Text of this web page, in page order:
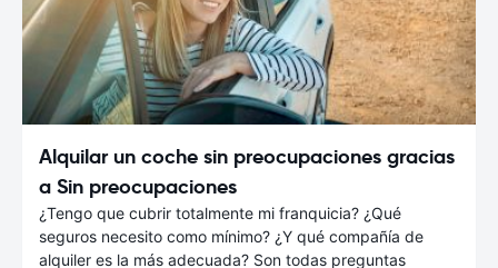
Alquilar un coche sin preocupaciones gracias
a Sin preocupaciones
¿Tengo que cubrir totalmente mi franquicia? ¿Qué
seguros necesito como mínimo? ¿Y qué compañía de
alquiler es la más adecuada? Son todas preguntas